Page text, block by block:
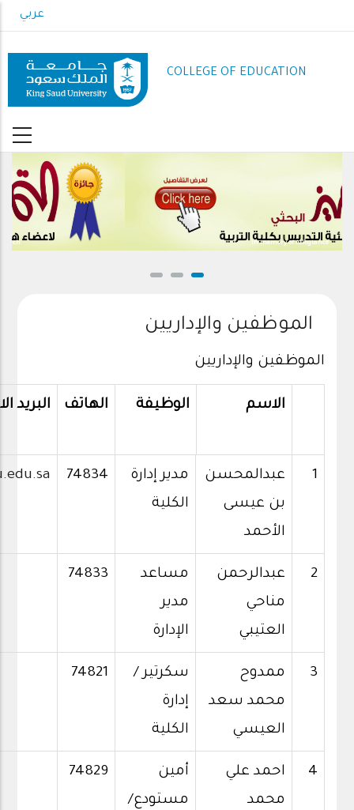
to
content
عربي
COLLEGE OF EDUCATION
In memory of Allegiance
الموظفين والإداريين
الموظفين والإداريين
الاسم الوظيفة الهاتف البريد
1
عبدالمحسن
بن عيسى
الأحمد
مدير إدارة
الكلية
74834
2
عبدالرحمن
مناحي
العتيبي
مساعد
مدير
الإدارة
74833
3
ممدوح
محمد سعد
العيسي
سكرتير /
إدارة
الكلية
74821
4
احمد علي
محمد
أمين
مستودع/
74829